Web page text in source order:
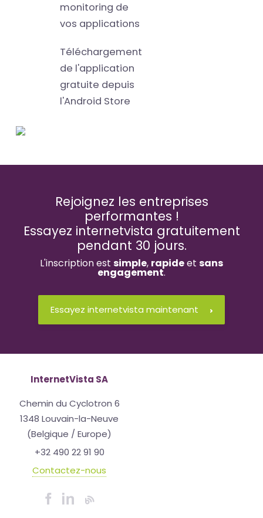
monitoring de
vos applications
Téléchargement
de l'application
gratuite depuis
l'Android Store
Rejoignez les entreprises
performantes !
Essayez internetvista gratuitement
pendant 30 jours.
L'inscription est simple, rapideet sans
engagement.
Essayez internetvista maintenant
InternetVista SA
Chemin du Cyclotron 6
1348 Louvain-la-Neuve
(Belgique / Europe)
+32 490 22 91 90
Contactez-nous